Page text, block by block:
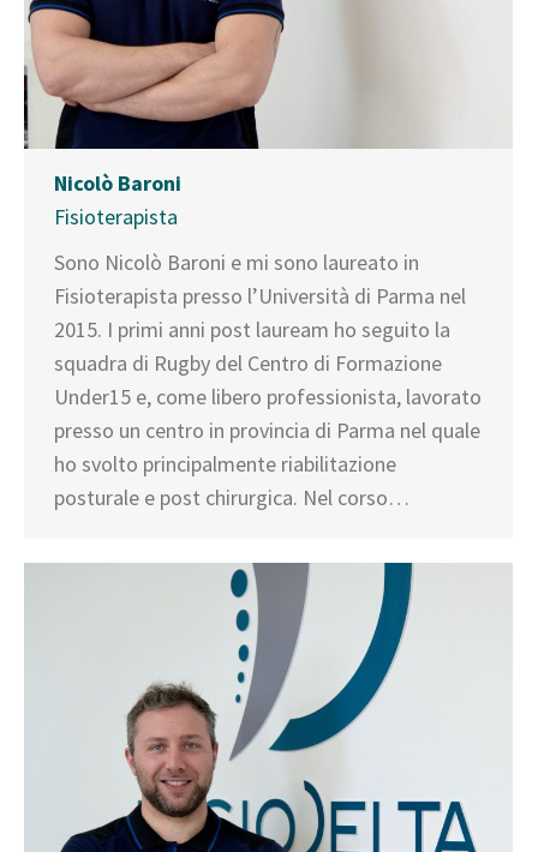
Nicolò Baroni
Fisioterapista
Sono Nicolò Baroni e mi sono laureato in
Fisioterapista presso l’Università di Parma nel
2015. I primi anni post lauream ho seguito la
squadra di Rugby del Centro di Formazione
Under15 e, come libero professionista, lavorato
presso un centro in provincia di Parma nel quale
ho svolto principalmente riabilitazione
posturale e post chirurgica. Nel corso…